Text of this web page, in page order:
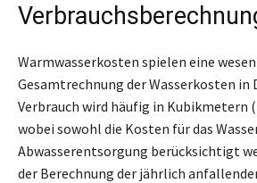
Warmwasserkosten spielen eine
Gesamtrechnung der Wasserkosten in
Verbrauch wird häufig in Kubikmetern
wobei sowohl die Kosten für das
Abwasserentsorgung berücksichtigt
der Berechnung der jährlich